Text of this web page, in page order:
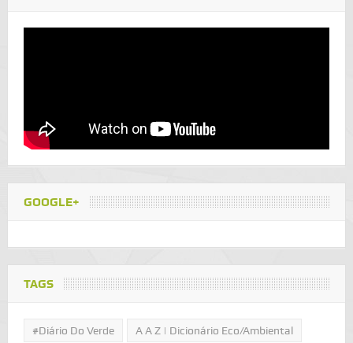
GOOGLE+
TAGS
#Diário Do Verde A A Z | Dicionário Eco/Ambiental